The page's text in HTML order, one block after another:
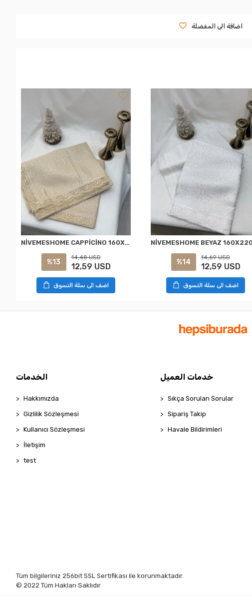
اضافة الى المفضلة
NİVEMESHOME CAPPİCİNO 160X220 KDK FRANSIZ DANTELLİ MASA ÖRTÜSÜ
%13
14,48 USD
12,59 USD
اضف الى سلة التسوق
%14
14,69 USD
12,59 USD
اضف الى سلة التسوق
الخدمات
Hakkımızda
Gizlilik Sözleşmesi
Kullanıcı Sözleşmesi
İletişim
test
خدمات العميل
Sıkça Sorulan Sorular
Sipariş Takip
Havale Bildirimleri
Tüm bilgileriniz 256bit SSL Sertifikası ile korunmaktadır.
© 2022 Tüm Hakları Saklıdır